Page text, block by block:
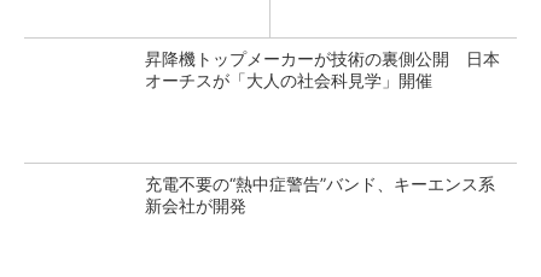
昇降機トップメーカーが技術の裏側公開 日本
オーチスが「大人の社会科見学」開催
充電不要の“熱中症警告”バンド、キーエンス系
新会社が開発